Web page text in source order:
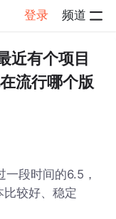
登录 频道
近有个项目
流行哪个版
段时间的6.5，
较好、稳定